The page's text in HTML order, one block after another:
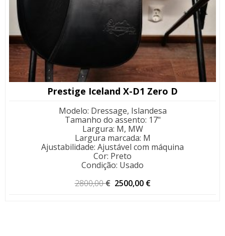
Prestige Iceland X-D1 Zero D
Modelo: Dressage, Islandesa
Tamanho do assento: 17"
Largura: M, MW
Largura marcada: M
Ajustabilidade: Ajustável com máquina
Cor: Preto
Condição: Usado
2800,00€ O
2500,00 €